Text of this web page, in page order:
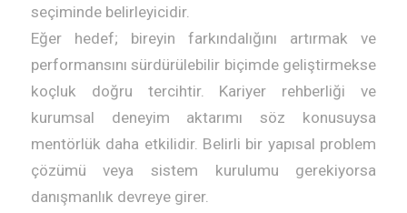
seçiminde belirleyicidir.
Eğer hedef; bireyin farkındalığını artırmak ve
performansını sürdürülebilir biçimde geliştirmekse
koçluk doğru tercihtir. Kariyer rehberliği ve
kurumsal deneyim aktarımı söz konusuysa
mentörlük daha etkilidir. Belirli bir yapısal problem
çözümü veya sistem kurulumu gerekiyorsa
danışmanlık devreye girer.